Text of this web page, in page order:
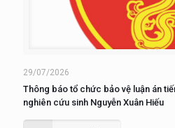
29/07/2026
Thông báo tổ chức bảo vệ luận án
nghiên cứu sinh Nguyễn Xuân Hiếu